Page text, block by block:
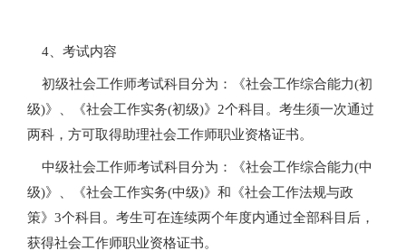
4、考试内容
初级社会工作师考试科目分为：《社会工作综合能力(初
级)》、《社会工作实务(初级)》2个科目。考生须一次通过
两科，方可取得助理社会工作师职业资格证书。
中级社会工作师考试科目分为：《社会工作综合能力(中
级)》、《社会工作实务(中级)》和《社会工作法规与政
策》3个科目。考生可在连续两个年度内通过全部科目后，
获得社会工作师职业资格证书。